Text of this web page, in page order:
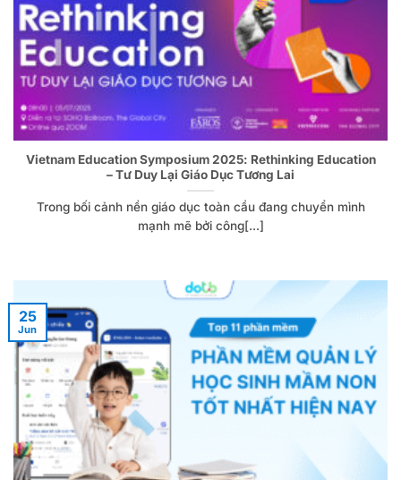
Vietnam Education Symposium 2025: Rethinking Education
– Tư Duy Lại Giáo Dục Tương Lai
Trong bối cảnh nền giáo dục toàn cầu đang chuyển mình
mạnh mẽ bởi công[...]
25
Jun